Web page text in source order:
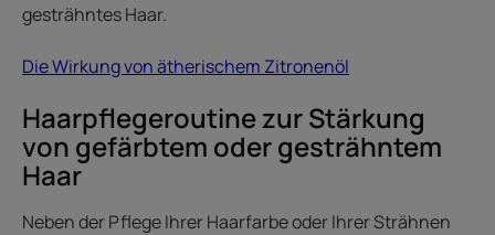
gesträhntes Haar.
Die Wirkung von ätherischem Zitronenöl
Haarpflegeroutine zur Stärkung
von gefärbtem oder gesträhntem
Haar
Neben der Pflege Ihrer Haarfarbe oder Ihrer Strähnen